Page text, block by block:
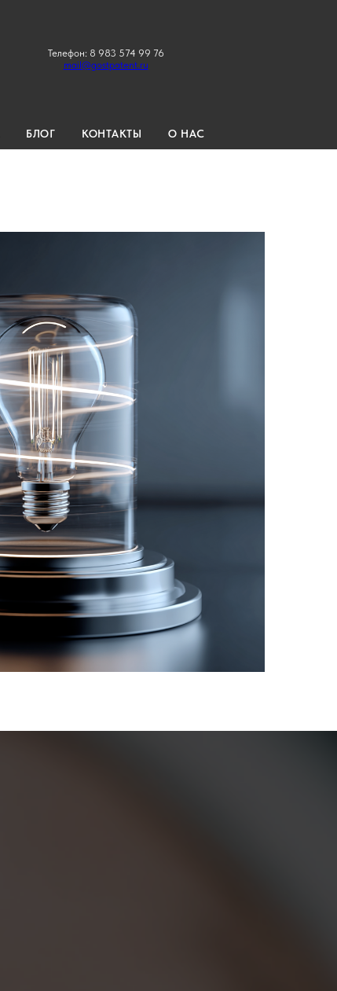
Телефон: 8 983 574 99 76
mail@gostpatent.ru
БЛОГ КОНТАКТЫ О НАС